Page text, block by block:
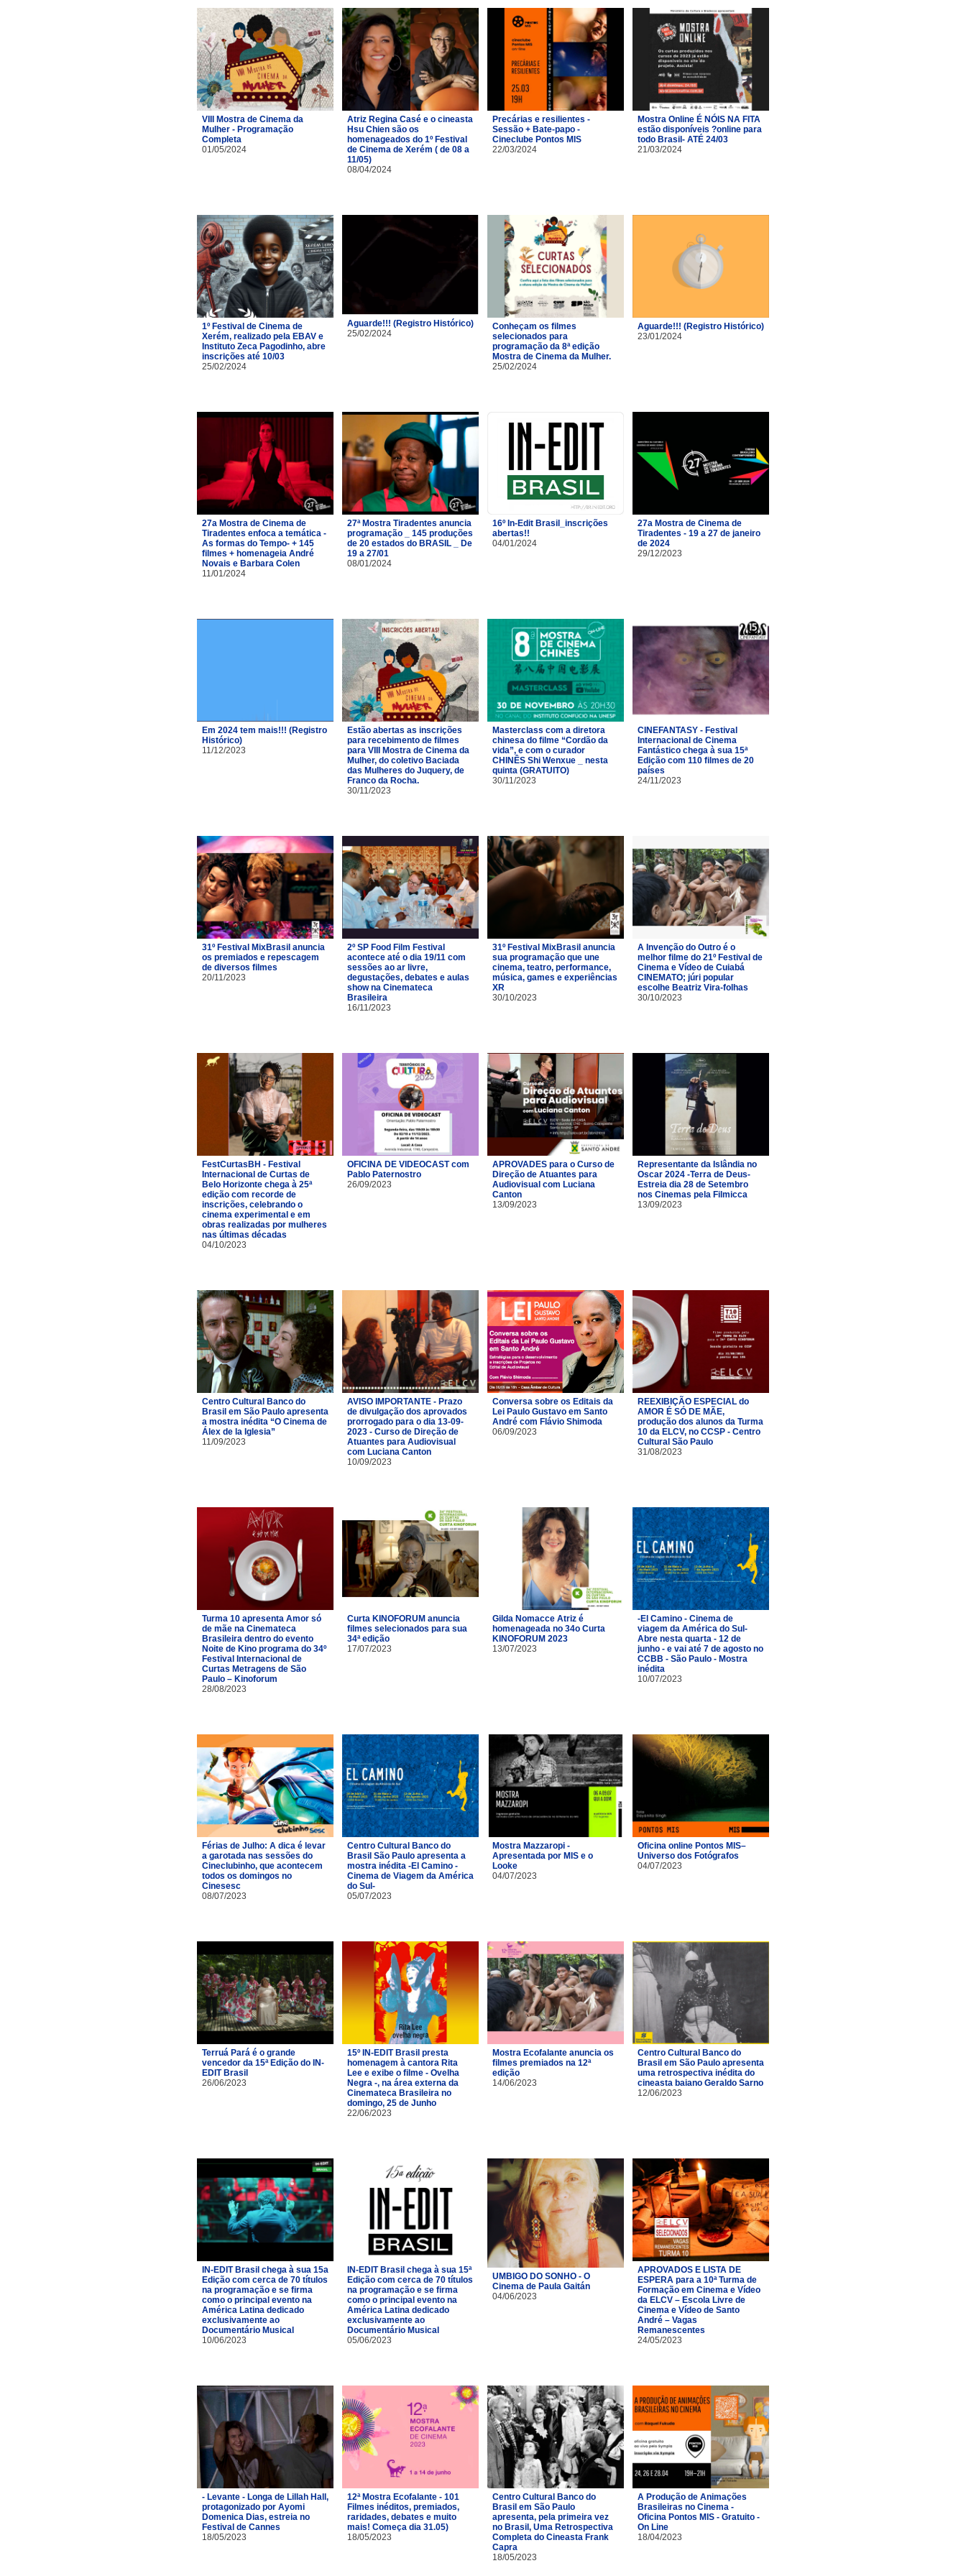
VIII Mostra de Cinema da
Mulher - Programação
Completa
01/05/2024
Atriz Regina Casé e o cineasta
Hsu Chien são os
homenageados do 1º Festival
de Cinema de Xerém ( de 08 a
11/05)
08/04/2024
Precárias e resilientes -
Sessão + Bate-papo -
Cineclube Pontos MIS
22/03/2024
Mostra Online É NÓIS NA FITA
estão disponíveis ?online para
todo Brasil- ATÉ 24/03
21/03/2024
1º Festival de Cinema de
Xerém, realizado pela EBAV e
Instituto Zeca Pagodinho, abre
inscrições até 10/03
25/02/2024
Aguarde!!! (Registro Histórico)
25/02/2024
Conheçam os filmes
selecionados para
programação da 8ª edição
Mostra de Cinema da Mulher.
25/02/2024
Aguarde!!! (Registro Histórico)
23/01/2024
27a Mostra de Cinema de
Tiradentes enfoca a temática -
As formas do Tempo- + 145
filmes + homenageia André
Novais e Barbara Colen
11/01/2024
27ª Mostra Tiradentes anuncia
programação _ 145 produções
de 20 estados do BRASIL _ De
19 a 27/01
08/01/2024
16º In-Edit Brasil_inscrições
abertas!!
04/01/2024
27a Mostra de Cinema de
Tiradentes - 19 a 27 de janeiro
de 2024
29/12/2023
Em 2024 tem mais!!! (Registro
Histórico)
11/12/2023
Estão abertas as inscrições
para recebimento de filmes
para VIII Mostra de Cinema da
Mulher, do coletivo Baciada
das Mulheres do Juquery, de
Franco da Rocha.
30/11/2023
Masterclass com a diretora
chinesa do filme “Cordão da
vida”, e com o curador
CHINÊS Shi Wenxue _ nesta
quinta (GRATUITO)
30/11/2023
CINEFANTASY - Festival
Internacional de Cinema
Fantástico chega à sua 15ª
Edição com 110 filmes de 20
países
24/11/2023
31º Festival MixBrasil anuncia
os premiados e repescagem
de diversos filmes
20/11/2023
2º SP Food Film Festival
acontece até o dia 19/11 com
sessões ao ar livre,
degustações, debates e aulas
show na Cinemateca
Brasileira
16/11/2023
31º Festival MixBrasil anuncia
sua programação que une
cinema, teatro, performance,
música, games e experiências
XR
30/10/2023
A Invenção do Outro é o
melhor filme do 21º Festival de
Cinema e Vídeo de Cuiabá
CINEMATO; júri popular
escolhe Beatriz Vira-folhas
30/10/2023
FestCurtasBH - Festival
Internacional de Curtas de
Belo Horizonte chega à 25ª
edição com recorde de
inscrições, celebrando o
cinema experimental e em
obras realizadas por mulheres
nas últimas décadas
04/10/2023
OFICINA DE VIDEOCAST com
Pablo Paternostro
26/09/2023
APROVADES para o Curso de
Direção de Atuantes para
Audiovisual com Luciana
Canton
13/09/2023
Representante da Islândia no
Oscar 2024 -Terra de Deus-
Estreia dia 28 de Setembro
nos Cinemas pela Filmicca
13/09/2023
Centro Cultural Banco do
Brasil em São Paulo apresenta
a mostra inédita “O Cinema de
Álex de la Iglesia”
11/09/2023
AVISO IMPORTANTE - Prazo
de divulgação dos aprovados
prorrogado para o dia 13-09-
2023 - Curso de Direção de
Atuantes para Audiovisual
com Luciana Canton
10/09/2023
Conversa sobre os Editais da
Lei Paulo Gustavo em Santo
André com Flávio Shimoda
06/09/2023
REEXIBIÇÃO ESPECIAL do
AMOR É SÓ DE MÃE,
produção dos alunos da Turma
10 da ELCV, no CCSP - Centro
Cultural São Paulo
31/08/2023
Turma 10 apresenta Amor só
de mãe na Cinemateca
Brasileira dentro do evento
Noite de Kino programa do 34º
Festival Internacional de
Curtas Metragens de São
Paulo – Kinoforum
28/08/2023
Curta KINOFORUM anuncia
filmes selecionados para sua
34ª edição
17/07/2023
Gilda Nomacce Atriz é
homenageada no 34o Curta
KINOFORUM 2023
13/07/2023
-El Camino - Cinema de
viagem da América do Sul-
Abre nesta quarta - 12 de
junho - e vai até 7 de agosto no
CCBB - São Paulo - Mostra
inédita
10/07/2023
Férias de Julho: A dica é levar
a garotada nas sessões do
Cineclubinho, que acontecem
todos os domingos no
Cinesesc
08/07/2023
Centro Cultural Banco do
Brasil São Paulo apresenta a
mostra inédita -El Camino -
Cinema de Viagem da América
do Sul-
05/07/2023
Mostra Mazzaropi -
Apresentada por MIS e o
Looke
04/07/2023
Oficina online Pontos MIS–
Universo dos Fotógrafos
04/07/2023
Terruá Pará é o grande
vencedor da 15ª Edição do IN-
EDIT Brasil
26/06/2023
15º IN-EDIT Brasil presta
homenagem à cantora Rita
Lee e exibe o filme - Ovelha
Negra -, na área externa da
Cinemateca Brasileira no
domingo, 25 de Junho
22/06/2023
Mostra Ecofalante anuncia os
filmes premiados na 12ª
edição
14/06/2023
Centro Cultural Banco do
Brasil em São Paulo apresenta
uma retrospectiva inédita do
cineasta baiano Geraldo Sarno
12/06/2023
IN-EDIT Brasil chega à sua 15a
Edição com cerca de 70 títulos
na programação e se firma
como o principal evento na
América Latina dedicado
exclusivamente ao
Documentário Musical
10/06/2023
IN-EDIT Brasil chega à sua 15ª
Edição com cerca de 70 títulos
na programação e se firma
como o principal evento na
América Latina dedicado
exclusivamente ao
Documentário Musical
05/06/2023
UMBIGO DO SONHO - O
Cinema de Paula Gaitán
04/06/2023
APROVADOS E LISTA DE
ESPERA para a 10ª Turma de
Formação em Cinema e Vídeo
da ELCV – Escola Livre de
Cinema e Vídeo de Santo
André – Vagas
Remanescentes
24/05/2023
- Levante - Longa de Lillah Hall,
protagonizado por Ayomi
Domenica Dias, estreia no
Festival de Cannes
18/05/2023
12ª Mostra Ecofalante - 101
Filmes inéditos, premiados,
raridades, debates e muito
mais! Começa dia 31.05)
18/05/2023
Centro Cultural Banco do
Brasil em São Paulo
apresenta, pela primeira vez
no Brasil, Uma Retrospectiva
Completa do Cineasta Frank
Capra
18/05/2023
A Produção de Animações
Brasileiras no Cinema -
Oficina Pontos MIS - Gratuito -
On Line
18/04/2023